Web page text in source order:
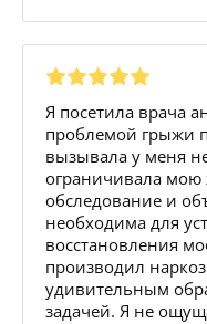
Я посетила врача
проблемой грыжи
вызывала у меня
ограничивала мою
обследование и
необходима для
восстановления
производил
удивительным
задачей. Я не